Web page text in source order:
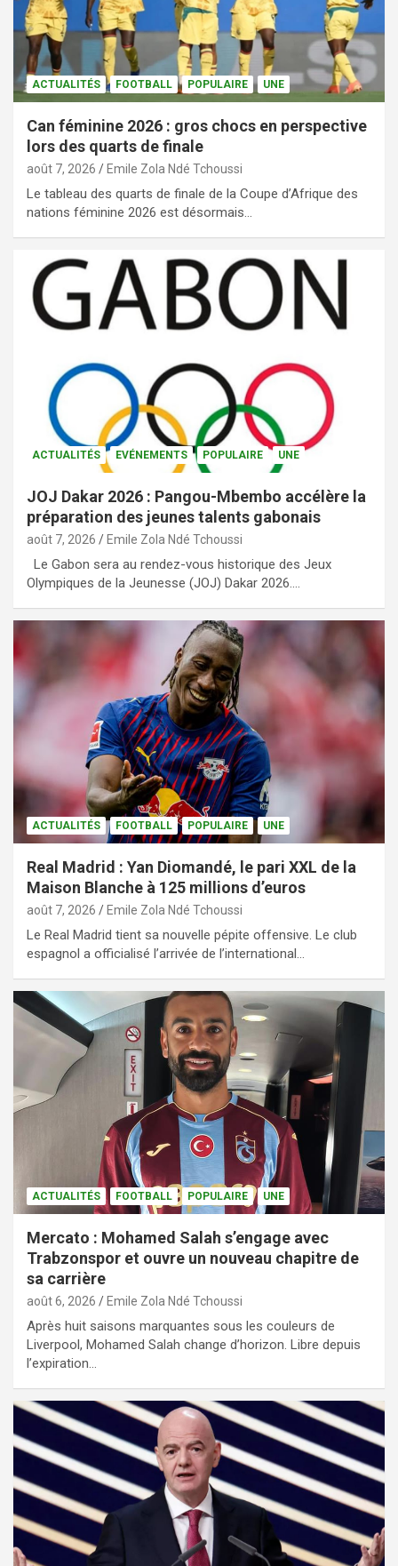
ACTUALITÉS FOOTBALL POPULAIRE UNE
Can féminine 2026 : gros chocs en perspective
lors des quarts de finale
août 7, 2026 Emile Zola Ndé Tchoussi
Le tableau des quarts de finale de la Coupe d’Afrique des
nations féminine 2026 est désormais…
ACTUALITÉS EVÉNEMENTS POPULAIRE UNE
JOJ Dakar 2026 : Pangou-Mbembo accélère la
préparation des jeunes talents gabonais
août 7, 2026 Emile Zola Ndé Tchoussi
Le Gabon sera au rendez-vous historique des Jeux
Olympiques de la Jeunesse (JOJ) Dakar 2026.…
ACTUALITÉS FOOTBALL POPULAIRE UNE
Real Madrid : Yan Diomandé, le pari XXL de la
Maison Blanche à 125 millions d’euros
août 7, 2026 Emile Zola Ndé Tchoussi
Le Real Madrid tient sa nouvelle pépite offensive. Le club
espagnol a officialisé l’arrivée de l’international…
ACTUALITÉS FOOTBALL POPULAIRE UNE
Mercato : Mohamed Salah s’engage avec
Trabzonspor et ouvre un nouveau chapitre de
sa carrière
août 6, 2026 Emile Zola Ndé Tchoussi
Après huit saisons marquantes sous les couleurs de
Liverpool, Mohamed Salah change d’horizon. Libre depuis
l’expiration…